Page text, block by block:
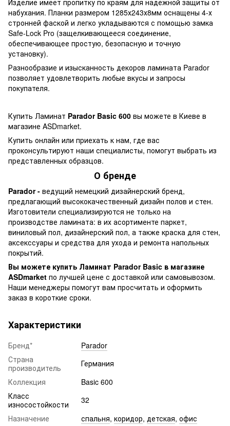
набухания. Планки размером 1285х243х8мм оснащены 4-х
стронней фаской и легко укладываются с помощью замка
Safe-Lock Pro (защелкивающееся соединение,
обеспечивающее простую, безопасную и точную
установку).
Разнообразие и изысканность декоров ламината Parador
позволяет удовлетворить любые вкусы и запросы
покупателя.
Купить Ламинат Parador Basic 600 вы можете в Киеве в
магазине ASDmarket.
Купить онлайн или приехать к нам, где вас
проконсультируют наши специалисты, помогут выбрать из
представленных образцов.
О бренде
Parador - ведущий немецкий дизайнерский бренд,
предлагающий высококачественный дизайн полов и стен.
Изготовители специализируются не только на
производстве ламината: в их асортименте паркет,
виниловый пол, дизайнерский пол, а также краска для стен,
аксекссуары и средства для ухода и ремонта напольных
покрытий.
Вы можете купить Ламинат Parador Basic в магазине
ASDmarket по лучшей цене с доставкой или самовывозом.
Наши менеджеры помогут вам просчитать и оформить
заказ в короткие сроки.
Характеристики
Бренд*
Parador
Страна
производитель
Германия
Коллекция
Basic 600
Класс
износостойкости
32
Назначение
спальня, коридор, детская, офис